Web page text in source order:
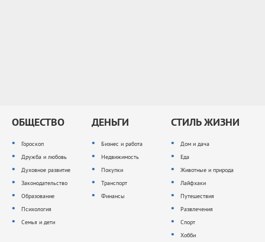
ОБЩЕСТВО
Гороскоп
Дружба и любовь
Духовное развитие
Законодательство
Образование
Психология
Семья и дети
ДЕНЬГИ
Бизнес и работа
Недвижимость
Покупки
Транспорт
Финансы
СТИЛЬ ЖИЗНИ
Дом и дача
Еда
Животные и природа
Лайфхаки
Путешествия
Развлечения
Спорт
Хобби